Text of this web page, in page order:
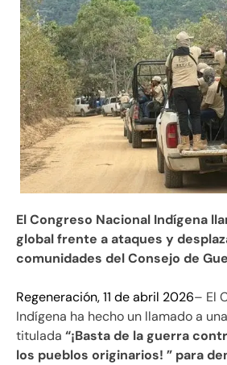
El Congreso Nacional Indígena
global frente a ataques y
comunidades del Consejo de
Regeneración, 11 de abril 2026– El
Indígena ha hecho un llamado a
titulada “¡Basta de la guerra
los pueblos originarios! ” para